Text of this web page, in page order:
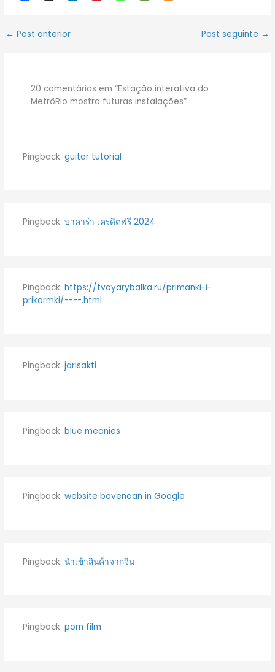
← Post anterior Post seguinte →
20 comentários em “Estação interativa do
MetrôRio mostra futuras instalações”
Pingback: guitar tutorial
Pingback: บาคาร่า เครดิตฟรี 2024
Pingback: https://tvoyarybalka.ru/primanki-i-
prikormki/----.html
Pingback: jarisakti
Pingback: blue meanies
Pingback: website bovenaan in Google
Pingback: นำเข้าสินค้าจากจีน
Pingback: porn film